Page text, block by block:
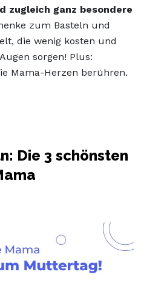
zugleich ganz besondere
zum Basteln und
die wenig kosten und
sorgen! Plus:
Mama-Herzen berühren.
Die 3 schönsten